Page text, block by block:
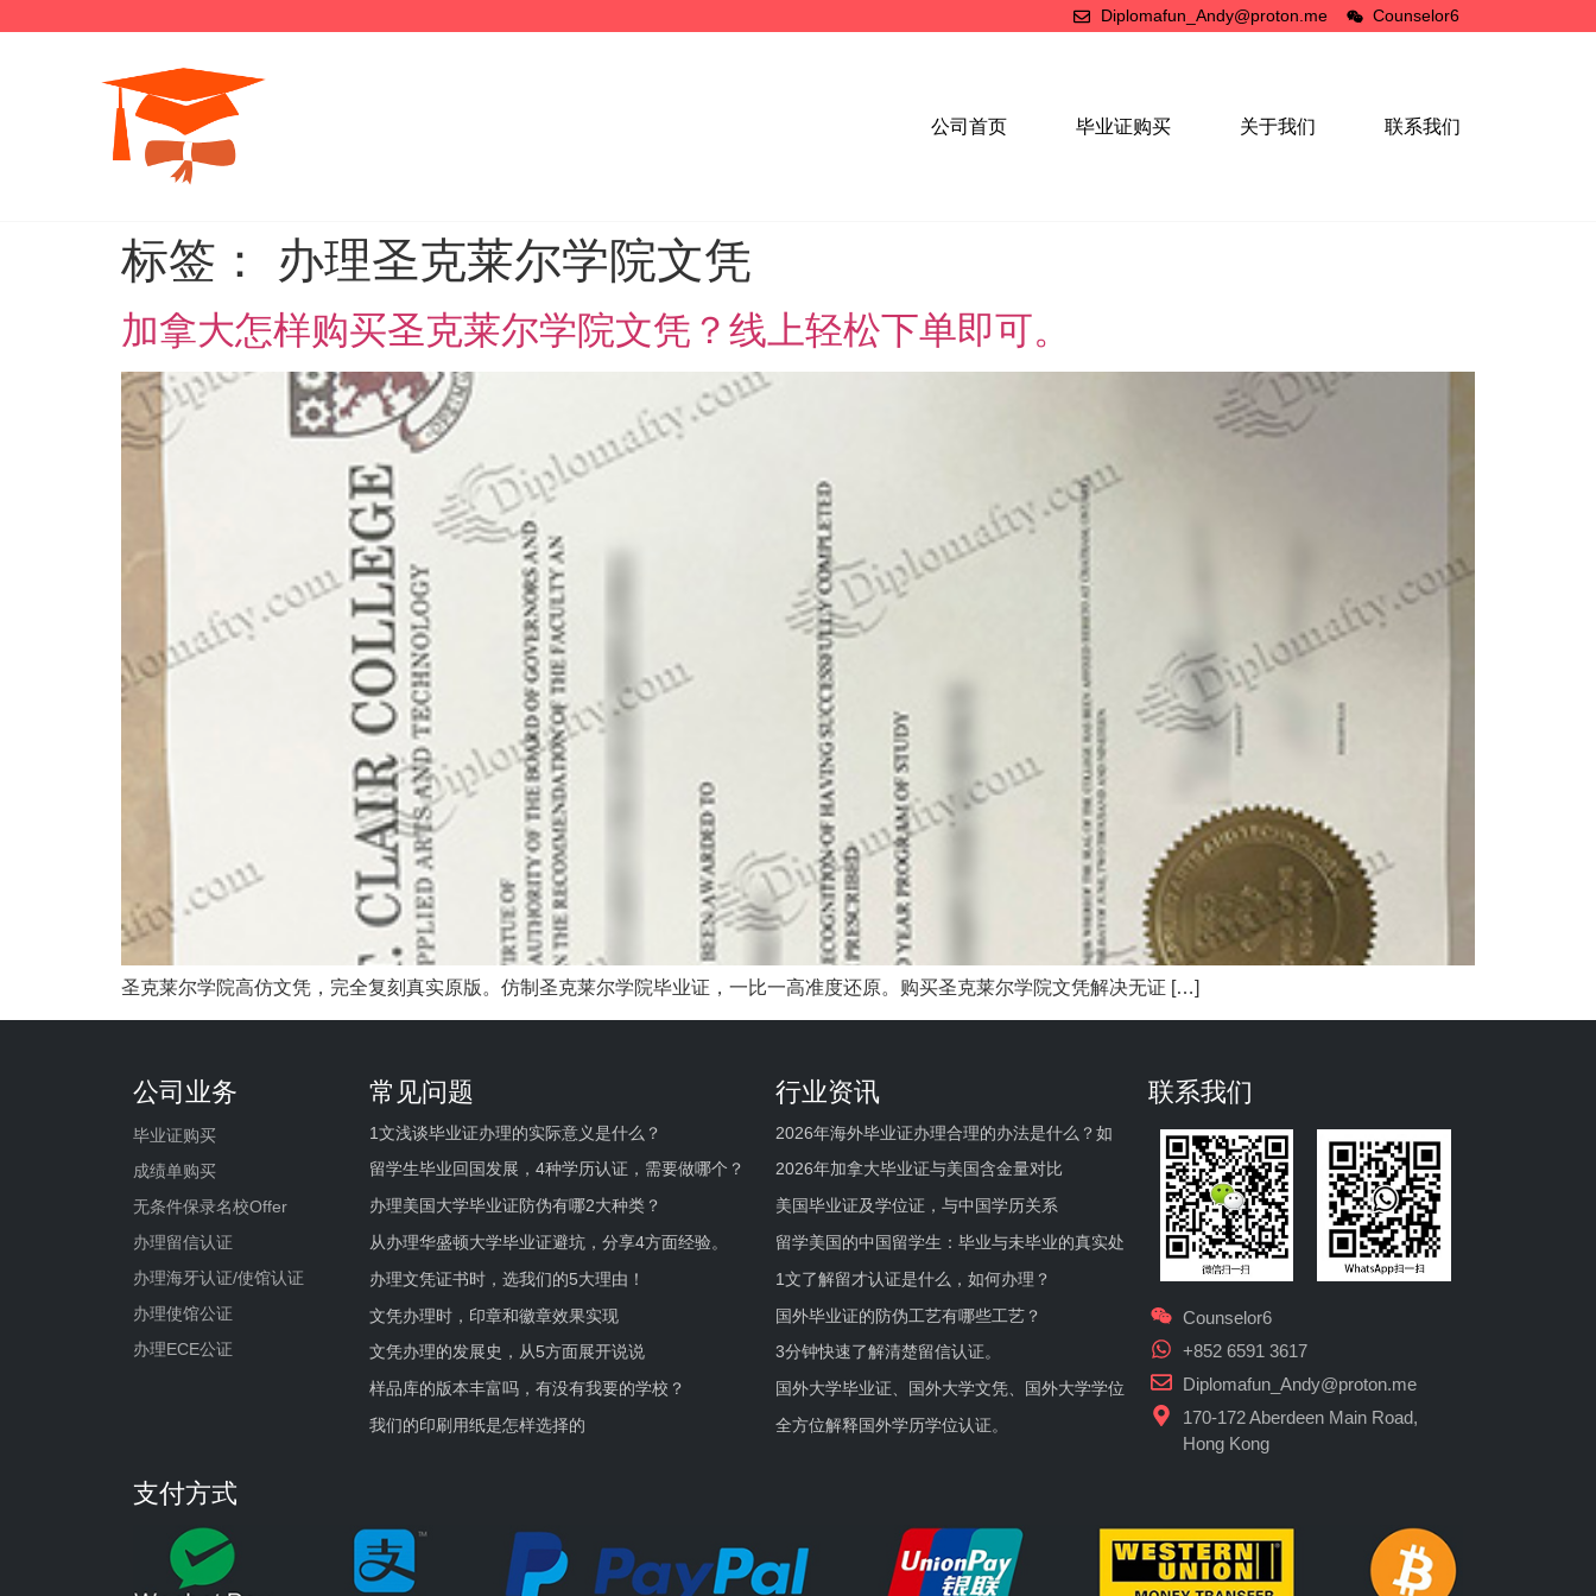
Diplomafun_Andy@proton.me Counselor6
公司首页 毕业证购买 关于我们 联系我们
标签： 办理圣克莱尔学院文凭
加拿大怎样购买圣克莱尔学院文凭？线上轻松下单即可。
圣克莱尔学院高仿文凭，完全复刻真实原版。仿制圣克莱尔学院毕业证，一比一高准度还原。购买圣克莱尔学院文凭解决无证 […]
公司业务
毕业证购买
成绩单购买
无条件保录名校Offer
办理留信认证
办理海牙认证/使馆认证
办理使馆公证
办理ECE公证
常见问题
1文浅谈毕业证办理的实际意义是什么？
留学生毕业回国发展，4种学历认证，需要做哪个？
办理美国大学毕业证防伪有哪2大种类？
从办理华盛顿大学毕业证避坑，分享4方面经验。
办理文凭证书时，选我们的5大理由！
文凭办理时，印章和徽章效果实现
文凭办理的发展史，从5方面展开说说
样品库的版本丰富吗，有没有我要的学校？
我们的印刷用纸是怎样选择的
行业资讯
2026年海外毕业证办理合理的办法是什么？如
2026年加拿大毕业证与美国含金量对比
美国毕业证及学位证，与中国学历关系
留学美国的中国留学生：毕业与未毕业的真实处
1文了解留才认证是什么，如何办理？
国外毕业证的防伪工艺有哪些工艺？
3分钟快速了解清楚留信认证。
国外大学毕业证、国外大学文凭、国外大学学位
全方位解释国外学历学位认证。
联系我们
Counselor6
+852 6591 3617
Diplomafun_Andy@proton.me
170-172 Aberdeen Main Road,
Hong Kong
支付方式